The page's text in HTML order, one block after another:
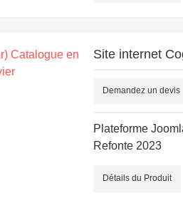
Site internet
Demandez un devis
Plateforme
Refonte 2023
Détails du Produit